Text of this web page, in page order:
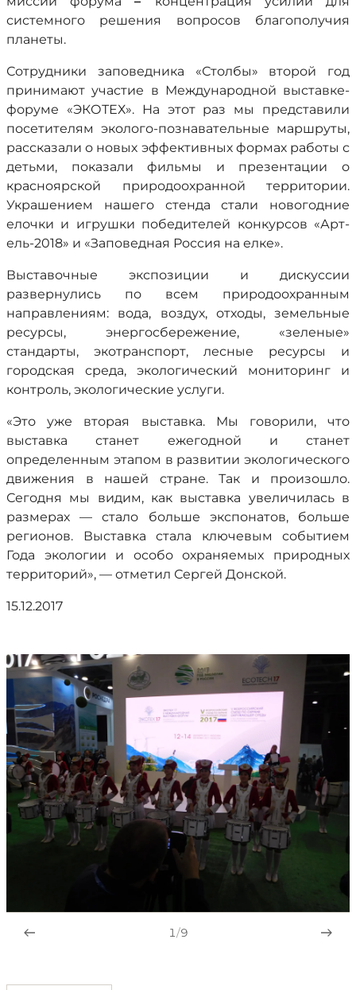
системного решения вопросов благополучия
планеты.
Сотрудники заповедника «Столбы» второй год
принимают участие в Международной выставке-
форуме «ЭКОТЕХ». На этот раз мы представили
посетителям эколого-познавательные маршруты,
рассказали о новых эффективных формах работы с
детьми, показали фильмы и презентации о
красноярской природоохранной территории.
Украшением нашего стенда стали новогодние
елочки и игрушки победителей конкурсов «Арт-
ель-2018» и «Заповедная Россия на елке».
Выставочные экспозиции и дискуссии
развернулись по всем природоохранным
направлениям: вода, воздух, отходы, земельные
ресурсы, энергосбережение, «зеленые»
стандарты, экотранспорт, лесные ресурсы и
городская среда, экологический мониторинг и
контроль, экологические услуги.
«Это уже вторая выставка. Мы говорили, что
выставка станет ежегодной и станет
определенным этапом в развитии экологического
движения в нашей стране. Так и произошло.
Сегодня мы видим, как выставка увеличилась в
размерах — стало больше экспонатов, больше
регионов. Выставка стала ключевым событием
Года экологии и особо охраняемых природных
территорий», — отметил Сергей Донской.
15.12.2017
1/9